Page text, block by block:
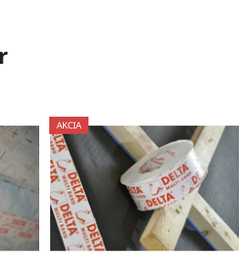
AKCIA